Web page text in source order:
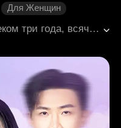
Для Женщин
Шери была замужем за Дереком три года, всячески заботилась о нём, но мужчина этого не ценил. Когда первая любовь Дерека ложно обвинила Шери, он потребовал, чтобы она пожертвовала почку в качестве компенсации. Осознав всю ситуацию, она решила развестись с ним, чтобы он мог быть с той, кого действительно любит. Дерек считал, что Шери , что она не сможет жить без него. Однако на следующий день он узнал из новостей, что Шири на самом деле богатая наследница. Когда они снова встретились после развода, он увидел сияющую Шири и глубоко пожалел о своих прошлых поступках. Только тогда он понял, что влюбился в неё. Сможет ли он всё исправить и вернуть её?